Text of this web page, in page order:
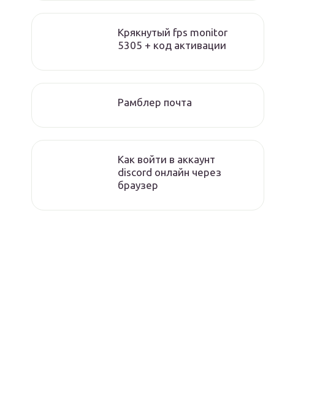
Крякнутый fps monitor
5305 + код активации
Рамблер почта
Как войти в аккаунт
discord онлайн через
браузер